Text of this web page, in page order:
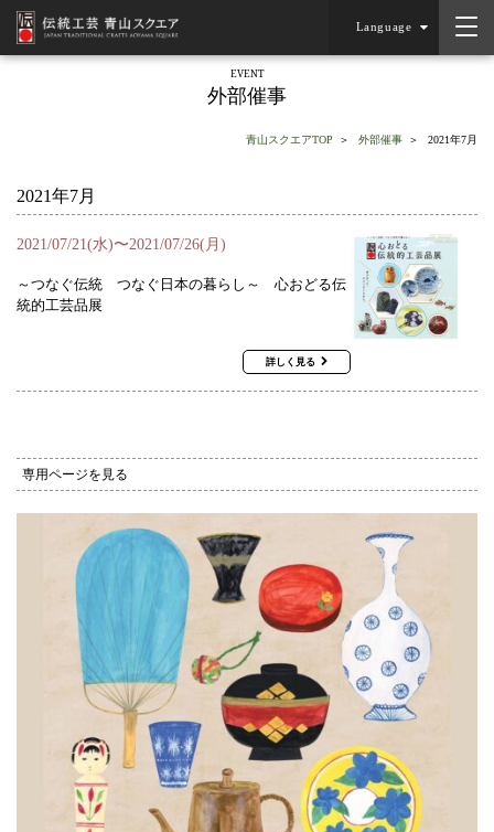
Language
EVENT
外部催事
青山スクエアTOP 外部催事 2021年7月
2021年7月
2021/07/21(水)〜2021/07/26(月)
～つなぐ伝統 つなぐ日本の暮らし～ 心おどる伝
統的工芸品展
詳しく見る
専用ページを見る